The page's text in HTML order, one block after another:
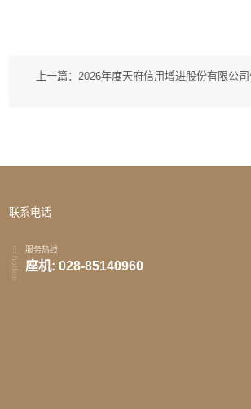
联系电话
hotline
服务热线
座机: 028-85140960